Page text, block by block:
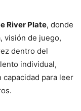
River Plate, donde
visión de juego,
dentro del
individual,
capacidad para leer